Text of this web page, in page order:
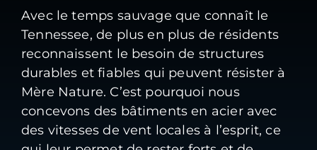
Avec le temps sauvage que connaît le
Tennessee, de plus en plus de résidents
reconnaissent le besoin de structures
durables et fiables qui peuvent résister à
Mère Nature. C’est pourquoi nous
concevons des bâtiments en acier avec
des vitesses de vent locales à l’esprit, ce